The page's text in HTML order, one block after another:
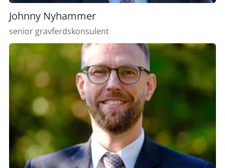
Johnny Nyhammer
senior gravferdskonsulent